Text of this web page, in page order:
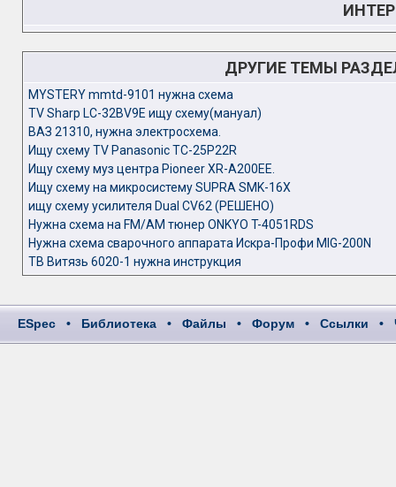
ДРУГИЕ ТЕМЫ
MYSTERY mmtd-9101 нужна схема
TV Sharp LC-32BV9E ищу схему(мануал)
ВАЗ 21310, нужна электросхема.
Ищу схему TV Panasonic TC-25P22R
Ищу схему муз центра Pioneer XR-A200EE.
Ищу схему на микросистему SUPRA SMK-16X
ищу схему усилителя Dual CV62 (РЕШЕНО)
Нужна схема на FM/AM тюнер ONKYO T-4051RDS
Нужна схема сварочного аппарата Искра-Профи MIG-200N
ТВ Витязь 6020-1 нужна инструкция
ESpec • Библиотека • Файлы • Форум • Ссылки •